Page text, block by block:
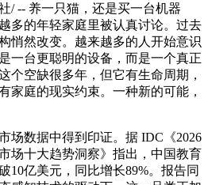
/ -- 养一只猫，还是买一台机器
多的年轻家庭里被认真讨论。过去
悄然改变。越来越多的人开始意识
一台更聪明的设备，而是一个真正
个空缺很多年，但它有生命周期，
家庭的现实约束。一种新的可能，
场数据中得到印证。据 IDC《2026
场十大趋势洞察》指出，中国教育
10亿美元，同比增长89%。报告同